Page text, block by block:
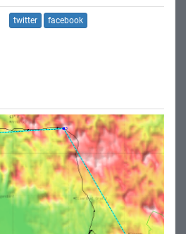
twitter facebook